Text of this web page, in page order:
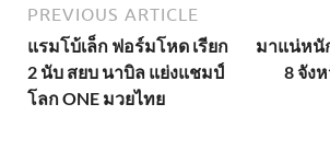
PREVIOUS ARTICLE
แรมโบ้เล็ก ฟอร์มโหด เรียก
2 นับ สยบ นาบิล แย่งแชมป์
โลก ONE มวยไทย
มาแน่หนั
8 จัง